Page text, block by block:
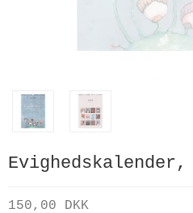
Evighedskalender,
150,00 DKK